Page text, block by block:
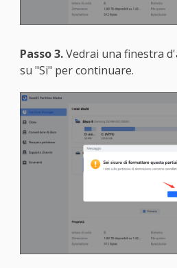
Passo 3.Vedrai una finestra
su "Si" per continuare.